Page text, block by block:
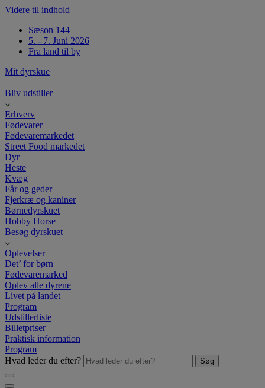
Videre til indhold
Sæson 144
5. - 7. Juni 2026
Fra land til by
Mit dyrskue
Bliv udstiller
Erhverv
Fødevarer
Fødevaremarkedet
Street Food markedet
Dyr
Heste
Kvæg
Får og geder
Fjerkræ og kaniner
Børnedyrskuet
Hobby Horse
Besøg dyrskuet
Oplevelser
Det’ for børn
Fødevaremarked
Oplev alle dyrene
Livet på landet
Program
Udstillerliste
Billetpriser
Praktisk information
Program
Hvad leder du efter?
Søg